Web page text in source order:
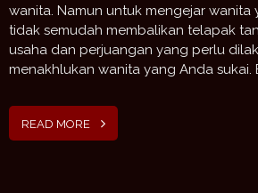
wanita. Namun untuk mengejar wanita
tidak semudah membalikan telapak
usaha dan perjuangan yang perlu
menakhlukan wanita yang Anda sukai.
READ MORE